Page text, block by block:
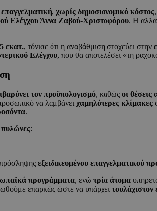
επαγγελματική, χωρίς δημοσιονομικό κόστος
Ελέγχου Άννα Ζαβού-Χριστοφόρου. Η
εκατ., τόνισε ότι η αναβάθμιση στοχεύει στην
Ελέγχου, που θα αποτελέσει «τη
τον προϋπολογισμό, καθώς οι θέσεις
να λαμβάνει χαμηλότερες κλίμακες
.
πυλώνες:
εξειδικευμένου επαγγελματικού
προγράμματα, ενώ τρία άτομα
επαρκώς ώστε να υπάρχει